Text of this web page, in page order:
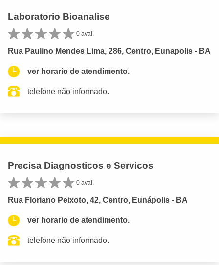
Laboratorio Bioanalise
0 aval.
Rua Paulino Mendes Lima, 286, Centro, Eunapolis - BA
ver horario de atendimento.
telefone não informado.
Precisa Diagnosticos e Servicos
0 aval.
Rua Floriano Peixoto, 42, Centro, Eunápolis - BA
ver horario de atendimento.
telefone não informado.